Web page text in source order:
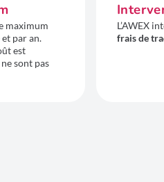
maximum
par an.
est
sont pas
L’AWEX
frais de